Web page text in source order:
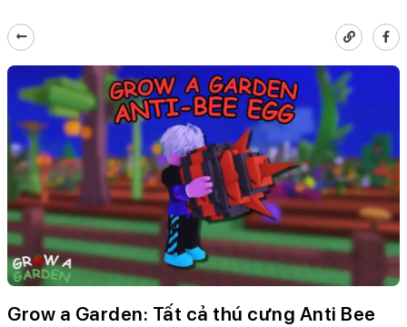
Grow a Garden: Tất cả thú cưng Anti Bee